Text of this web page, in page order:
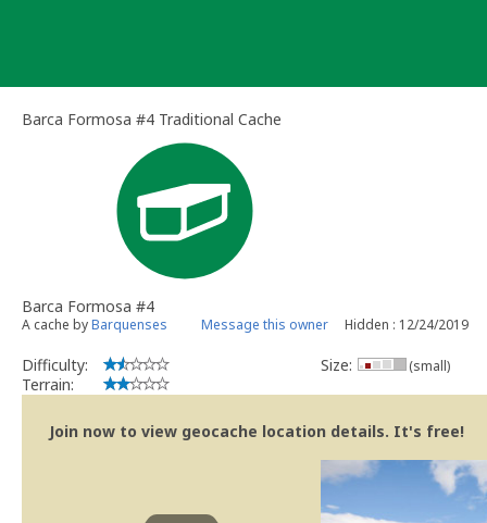
Barca Formosa #4 Traditional Cache
Barca Formosa #4
A cache byBarquenses Message this owner Hidden : 12/24/2019
Difficulty:
Terrain:
Size: (small)
Join now to view geocache location details. It's free!